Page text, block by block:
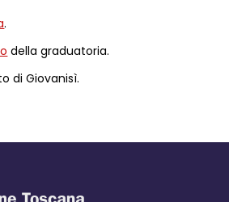
.
della graduatoria.
di Giovanisì.